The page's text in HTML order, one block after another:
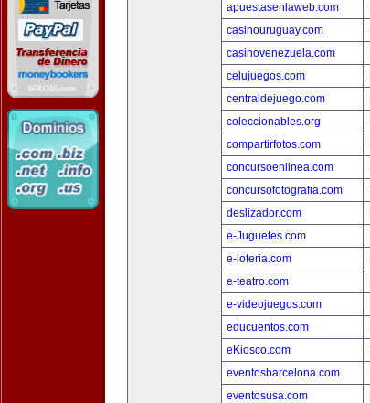
apuestasenlaweb.com
casinouruguay.com
casinovenezuela.com
celujuegos.com
centraldejuego.com
coleccionables.org
compartirfotos.com
concursoenlinea.com
concursofotografia.com
deslizador.com
e-Juguetes.com
e-loteria.com
e-teatro.com
e-videojuegos.com
educuentos.com
eKiosco.com
eventosbarcelona.com
eventosusa.com